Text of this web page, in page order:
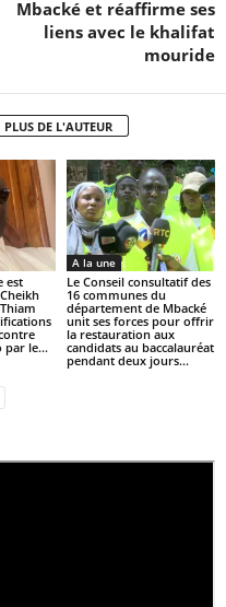
Mbacké et réaffirme ses
liens avec le khalifat
mouride
PLUS DE L'AUTEUR
est
par le...
A la une
Le Conseil consultatif des
16 communes du
département de Mbacké
unit ses forces pour offrir
la restauration aux
candidats au baccalauréat
pendant deux jours...